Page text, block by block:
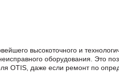
высокоточного и
оборудования. Это
OTIS, даже если ремонт по